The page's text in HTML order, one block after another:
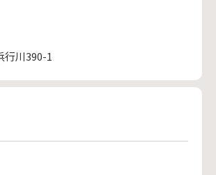
行川390-1